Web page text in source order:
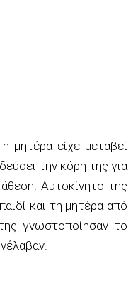
μητέρα είχε μεταβεί
την κόρη της για
Αυτοκίνητο της
και τη μητέρα από
γνωστοποίησαν το